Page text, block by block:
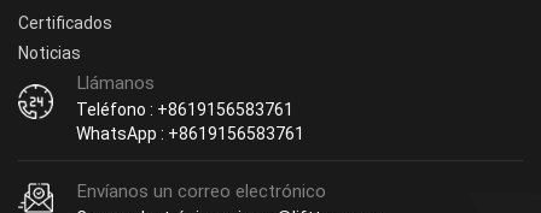
Certificados
Noticias
Llámanos
Teléfono : +8619156583761
WhatsApp : +8619156583761
Envíanos un correo electrónico